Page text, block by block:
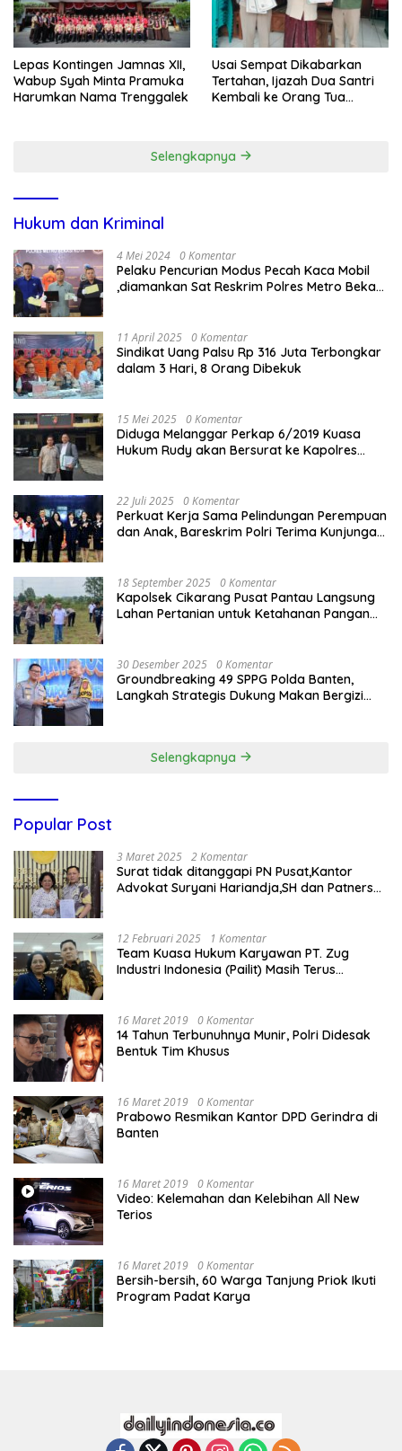
Lepas Kontingen Jamnas XII,
Wabup Syah Minta Pramuka
Harumkan Nama Trenggalek
Usai Sempat Dikabarkan
Tertahan, Ijazah Dua Santri
Kembali ke Orang Tua
Selengkapnya
Hukum dan Kriminal
4 Mei 2024 0 Komentar
Pelaku Pencurian Modus Pecah Kaca Mobil
,diamankan Sat Reskrim Polres Metro Bekasi
11 April 2025 0 Komentar
Sindikat Uang Palsu Rp 316 Juta Terbongkar
dalam 3 Hari, 8 Orang Dibekuk
15 Mei 2025 0 Komentar
Diduga Melanggar Perkap 6/2019 Kuasa
Hukum Rudy akan Bersurat ke Kapolres
22 Juli 2025 0 Komentar
Perkuat Kerja Sama Pelindungan Perempuan
dan Anak, Bareskrim Polri Terima Kunjungan
18 September 2025 0 Komentar
Kapolsek Cikarang Pusat Pantau Langsung
Lahan Pertanian untuk Ketahanan Pangan
30 Desember 2025 0 Komentar
Groundbreaking 49 SPPG Polda Banten,
Langkah Strategis Dukung Makan Bergizi
Selengkapnya
Popular Post
3 Maret 2025 2 Komentar
Surat tidak ditanggapi PN Pusat,Kantor
Advokat Suryani Hariandja,SH dan Patners
12 Februari 2025 1 Komentar
Team Kuasa Hukum Karyawan PT. Zug
Industri Indonesia (Pailit) Masih Terus
16 Maret 2019 0 Komentar
14 Tahun Terbunuhnya Munir, Polri Didesak
Bentuk Tim Khusus
16 Maret 2019 0 Komentar
Prabowo Resmikan Kantor DPD Gerindra di
Banten
16 Maret 2019 0 Komentar
Video: Kelemahan dan Kelebihan All New
Terios
16 Maret 2019 0 Komentar
Bersih-bersih, 60 Warga Tanjung Priok Ikuti
Program Padat Karya